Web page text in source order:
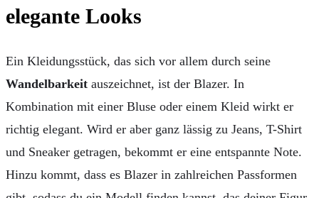
elegante Looks
Ein Kleidungsstück, das sich vor allem durch seine
Wandelbarkeit auszeichnet, ist der Blazer. In
Kombination mit einer Bluse oder einem Kleid wirkt er
richtig elegant. Wird er aber ganz lässig zu Jeans, T-Shirt
und Sneaker getragen, bekommt er eine entspannte Note.
Hinzu kommt, dass es Blazer in zahlreichen Passformen